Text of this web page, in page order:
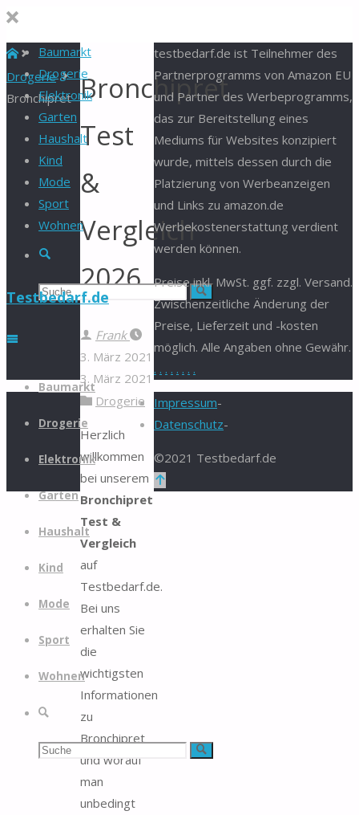
Baumarkt
Drogerie
Elektronik
Garten
Haushalt
Kind
Mode
Sport
Wohnen
Suche
Suchen Suche
Testbedarf.de
Zum
springen
Baumarkt
Drogerie
Elektronik
Garten
Haushalt
Kind
Mode
Sport
Wohnen
Suche
Suchen Suche
Start
Drogerie
Bronchipret Bronchipret
Test
&
Vergleich
2026
Frank
3. März 2021
3. März 2021
Drogerie
Herzlich
willkommen
bei unserem
Bronchipret
Test &
Vergleich
auf
Testbedarf.de.
Bei uns
erhalten Sie
die
wichtigsten
Informationen
zu
Bronchipret
und worauf
man
unbedingt
testbedarf.de ist Teilnehmer des
Partnerprogramms von Amazon EU
und Partner des Werbeprogramms,
das zur Bereitstellung eines
Mediums für Websites konzipiert
wurde, mittels dessen durch die
Platzierung von Werbeanzeigen
und Links zu amazon.de
Werbekostenerstattung verdient
werden können.
Preise inkl. MwSt. ggf. zzgl. Versand.
Zwischenzeitliche Änderung der
Preise, Lieferzeit und -kosten
möglich. Alle Angaben ohne Gewähr.
. . . . . . . .
Impressum-
Datenschutz-
©2021 Testbedarf.de
Zurück